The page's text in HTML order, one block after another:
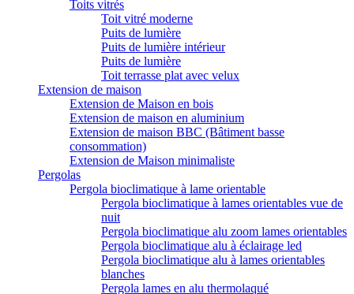
Toits vitrés
Toit vitré moderne
Puits de lumière
Puits de lumière intérieur
Puits de lumière
Toit terrasse plat avec velux
Extension de maison
Extension de Maison en bois
Extension de maison en aluminium
Extension de maison BBC (Bâtiment basse
consommation)
Extension de Maison minimaliste
Pergolas
Pergola bioclimatique à lame orientable
Pergola bioclimatique à lames orientables vue de
nuit
Pergola bioclimatique alu zoom lames orientables
Pergola bioclimatique alu à éclairage led
Pergola bioclimatique alu à lames orientables
blanches
Pergola lames en alu thermolaqué